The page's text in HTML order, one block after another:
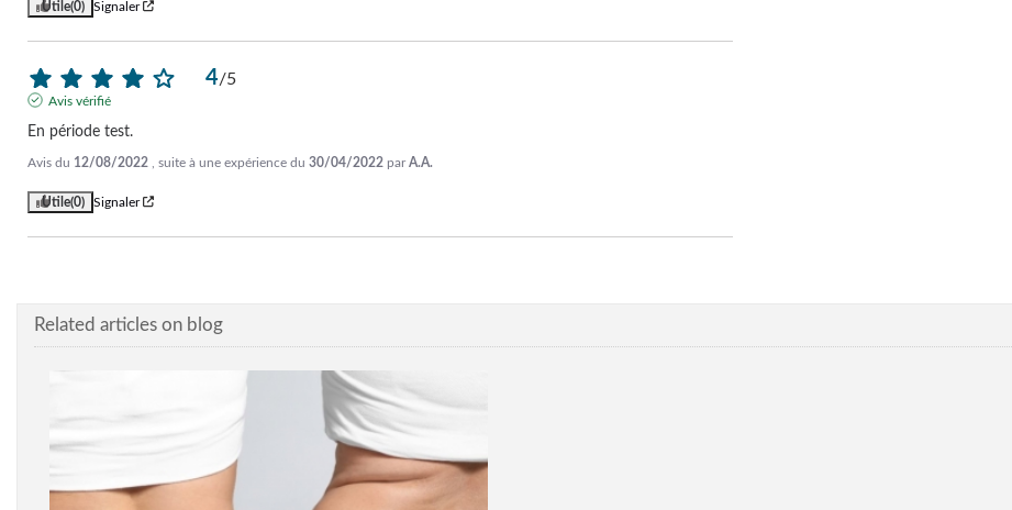
Utile(0) Signaler
4/5
Avis vérifié
En période test.
Avis du 12/08/2022 , suite à une expérience du 30/04/2022 parA.A.
Utile(0) Signaler
Related articles on blog